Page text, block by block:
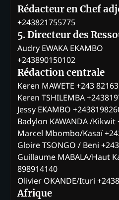
Rédacteur en Chef
+243821755775
5. Directeur des
Audry EWAKA EKAMBO
+243890150102
Rédaction centrale
Keren MAWETE +243
Keren TSHILEMBA
Jessy EKAMBO
Badylon KAWANDA /Kikwit
Marcel Mbombo/Kasaï
Gloire TSONGO / Beni
Guillaume MABALA/Haut
898914140
Olivier OKANDE/Ituri
Afrique